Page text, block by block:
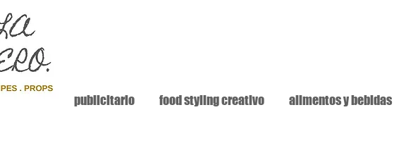
publicitario food styling creativo alimentos y bebidas